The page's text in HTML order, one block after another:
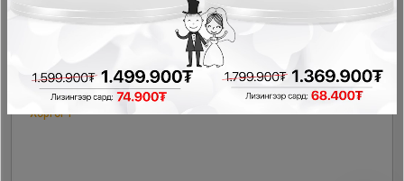
Homelux HL-219RN хөргөгч
Хөргөгч